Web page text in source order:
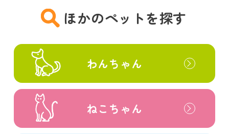
ほかのペットを探す
わんちゃん
ねこちゃん